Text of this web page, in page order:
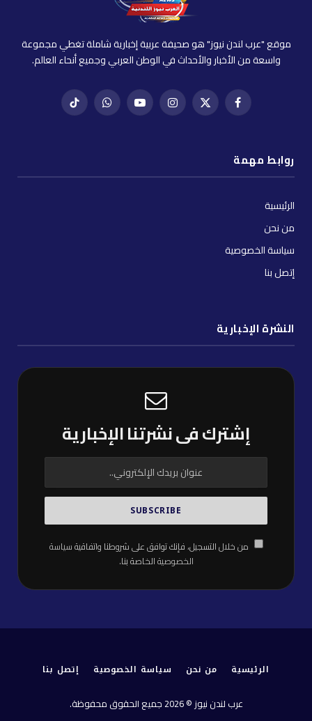
موقع "عرب لندن نيوز" هو صحيفة عربية إخبارية شاملة تغطي مجموعة
واسعة من الأخبار والأحداث في الوطن العربي وجميع أنحاء العالم.
فيسبوكX
إنستغراميوتيوب واتساب تيك
روابط مهمة
الرئيسية
من نحن
سياسة الخصوصية
إتصل بنا
النشرة الإخبارية
إشترك فى نشرتنا الإخبارية
من خلال التسجيل، فإنك توافق على شروطنا واتفاقيةسياسة
الخصوصيةالخاصة بنا.
الرئيسية من نحن سياسة الخصوصية إتصل بنا
عرب لندن نيوز © 2026 جميع الحقوق محفوظة.